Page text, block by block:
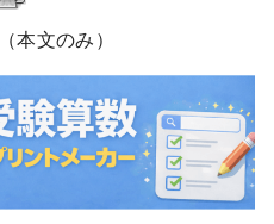
本文のみ）